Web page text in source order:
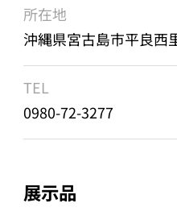
所在地
沖縄県宮古島市平良西
TEL
0980-72-3277
展示品